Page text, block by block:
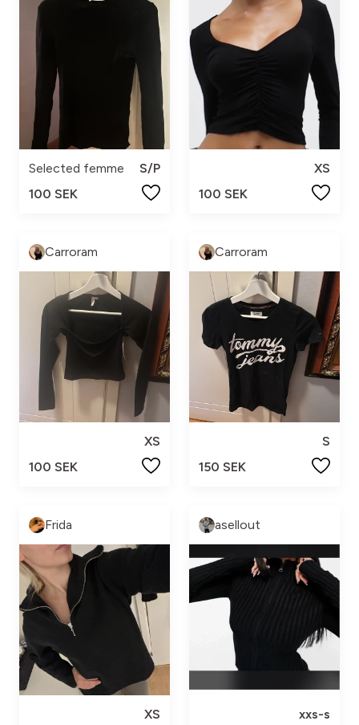
Selected femme
S/P
100 SEK
XS
100 SEK
Carroram
XS
100 SEK
Carroram
S
150 SEK
Frida
XS
asellout
xxs-s